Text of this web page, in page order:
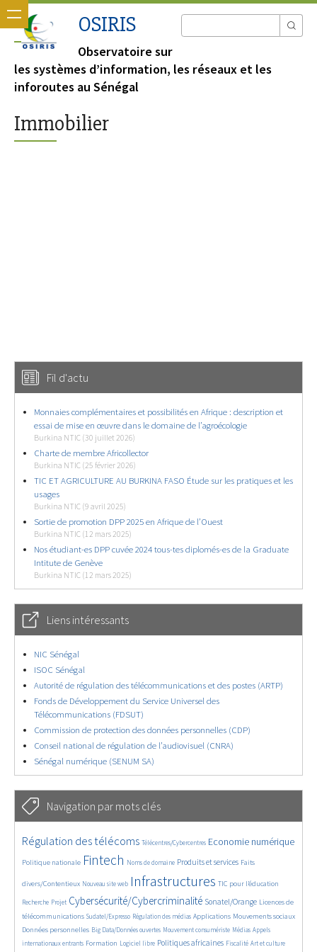
OSIRIS
Observatoire sur
les systèmes d’information, les réseaux et les
inforoutes au Sénégal
Immobilier
Fil d'actu
Monnaies complémentaires et possibilités en Afrique : description et
essai de mise en œuvre dans le domaine de l’agroécologie
Burkina NTIC (30 juillet 2026)
Charte de membre Africollector
Burkina NTIC (25 février 2026)
TIC ET AGRICULTURE AU BURKINA FASO Étude sur les pratiques et les
usages
Burkina NTIC (9 avril 2025)
Sortie de promotion DPP 2025 en Afrique de l’Ouest
Burkina NTIC (12 mars 2025)
Nos étudiant-es DPP cuvée 2024 tous-tes diplomés-es de la Graduate
Intitute de Genève
Burkina NTIC (12 mars 2025)
Liens intéressants
NIC Sénégal
ISOC Sénégal
Autorité de régulation des télécommunications et des postes (ARTP)
Fonds de Développement du Service Universel des
Télécommunications (FDSUT)
Commission de protection des données personnelles (CDP)
Conseil national de régulation de l’audiovisuel (CNRA)
Sénégal numérique (SENUM SA)
Navigation par mots clés
4593/5842
Régulation des télécoms
354/5842 Télécentres/Cybercentres
3679/5842 Economie numérique
1857/5842
Politique nationale Fintech Noms de domaine Produits et services Faits
divers/Contentieux Nouveau site web Infrastructures TIC pour l’éducation
Recherche
243/5842Projet
3861/5842 Cybersécurité/Cybercriminalité
2266/5842 Sonatel/Orange
1627/5842
Licences de
télécommunications
285/5842 Sudatel/Expresso
1068/5842 Régulation des médias
1558/5842 Applications
1304/5842 Mouvements sociaux
1696/5842
Données personnelles
163/5842 Big Data/Données ouvertes
655/5842 Mouvement consumériste
365/5842 Médias
652/5842
Appels
internationaux entrants
1745/5842 Formation
107/5842 Logiciel libre
2598/5842 Politiques africaines
1108/5842 Fiscalité
180/5842 Art et culture
602/5842